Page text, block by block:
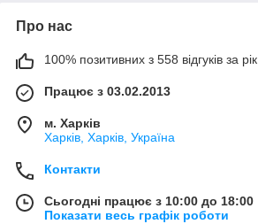
Про нас
100% позитивних з 558 відгуків за рік
Працює з 03.02.2013
м. Харків
Харків, Харків, Україна
Контакти
Сьогодні працює з 10:00 до 18:00
Показати весь графік роботи